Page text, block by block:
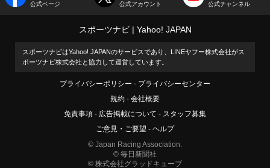
公式ページ
公式アカウント
公式チャンネル
スポーツナビ Yahoo! JAPAN
スポーツナビはYahoo! JAPANのサービスであり、LINEヤフー株式会社がス
ポーツナビ株式会社と協力して運営しています。
プライバシーポリシー
プライバシーセンター
規約
会社概要
免責事項
広告掲載について
スタッフ募集
ご意見・ご要望
ヘルプ
© Japan Racing Association.
© 毎日新聞社
© 株式会社グラッドキューブ